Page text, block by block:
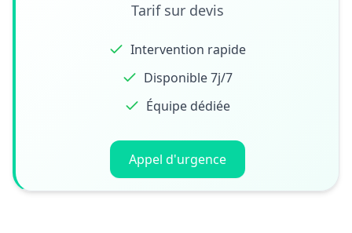
Tarif sur devis
Intervention rapide
Disponible 7j/7
Équipe dédiée
Appel d'urgence